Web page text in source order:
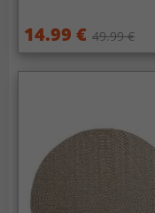
14.99 € 49.99 €